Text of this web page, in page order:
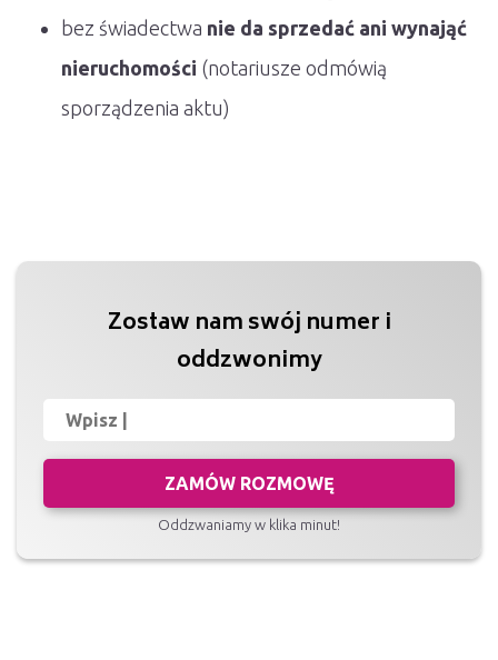
bez świadectwa nie da sprzedać ani wynająć
nieruchomości (notariusze odmówią
sporządzenia aktu)
Zostaw nam swój numer i
oddzwonimy
ZAMÓW ROZMOWĘ
Oddzwaniamy w klika minut!